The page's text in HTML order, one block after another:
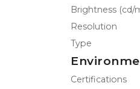
Brightness (cd/
Resolution
Type
Certifications